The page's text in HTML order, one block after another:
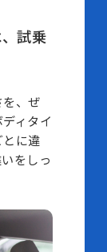
試乗
、ぜ
ィタイ
に違
をしっ